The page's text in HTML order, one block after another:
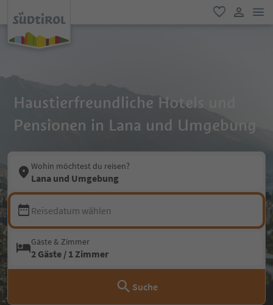
favorit
user link
Haustierfreundliche Hotels und
Pensionen in Lana und Umgebung
Wohin möchtest du reisen?
Lana und Umgebung
Reisedatum wählen
Gäste & Zimmer
2 Gäste / 1 Zimmer
Suche